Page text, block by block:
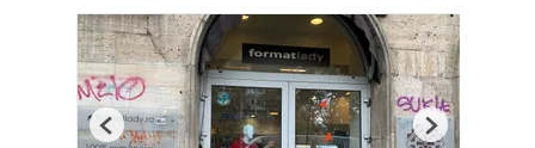
Previous Next